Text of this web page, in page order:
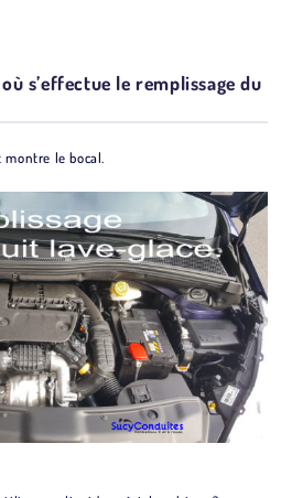
s’effectue le remplissage du
montre le bocal.